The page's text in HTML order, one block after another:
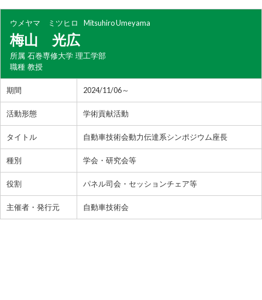
ウメヤマ ミツヒロ Mitsuhiro Umeyama
梅山 光広
所属 石巻専修大学 理工学部
職種 教授
期間 2024/11/06～
活動形態 学術貢献活動
タイトル 自動車技術会動力伝達系シンポジウム座長
種別 学会・研究会等
役割 パネル司会・セッションチェア等
主催者・発行元 自動車技術会